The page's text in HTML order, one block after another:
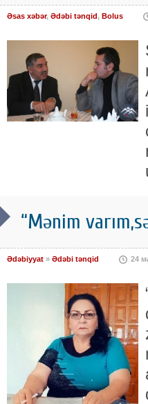
Əsas xəbər, Ədəbi tənqid, Bolus
“Mənim
Ədəbiyyat » Ədəbi tənqid 24